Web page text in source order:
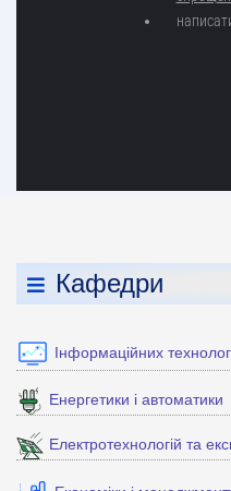
Кафедри
Інформаційних
Енергетики і автоматики
Електротехнологій та